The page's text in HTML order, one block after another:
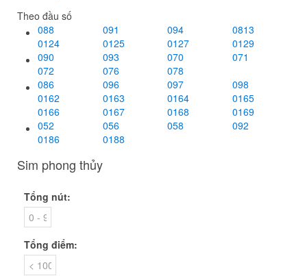
Theo đầu số
088
091 094
0813
0124
0125 0127
0129
090
093 070
071
072
076
078
086
096 097
098
0162
0163 0164
0165
0166
0167 0168
0169
052
056 058
092
0186
0188
Sim phong thủy
Tổng nút:
Tổng điểm: